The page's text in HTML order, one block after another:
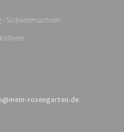
- Südniedersachsen
rosengarten.de